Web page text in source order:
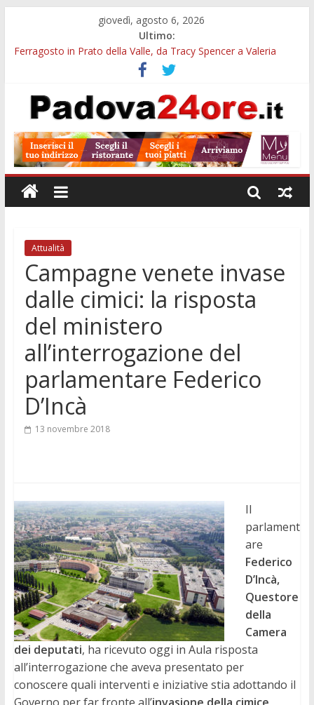
giovedì, agosto 6, 2026
Ultimo:
Ferragosto in Prato della Valle, da Tracy Spencer a Valeria
Euganea Film Festival 2026: 49 opere e 18 anteprime nei Colli
Euganei
Notturni padovani al Museo della Natura e dell’Uomo: date e
Organi in 3D al MUSME: il corpo umano si esplora con i visori
VR
Musei gratis a Padova per tutto agosto: chi entra e quali sedi
visitare
Attualità
Campagne venete invase
dalle cimici: la risposta
del ministero
all’interrogazione del
parlamentare Federico
D’Incà
13 novembre 2018
Il
parlament
are
Federico
D’Incà,
Questore
della
Camera
dei deputati, ha ricevuto oggi in Aula risposta
all’interrogazione che aveva presentato per
conoscere quali interventi e iniziative stia adottando il